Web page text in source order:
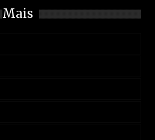
Mais